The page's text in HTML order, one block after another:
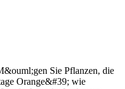
Sie Pflanzen, die
Orange&#39; wie